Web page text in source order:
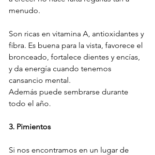
menudo.
Son ricas en vitamina A, antioxidantes y
fibra. Es buena para la vista, favorece el
bronceado, fortalece dientes y encías,
y da energía cuando tenemos
cansancio mental.
Además puede sembrarse durante
todo el año.
3. Pimientos
Si nos encontramos en un lugar de